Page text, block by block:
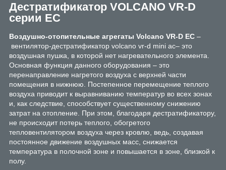
Дестратификатор VOLCANO VR-D
серии EC
Воздушно-отопительные агрегаты Volcano VR-D EC –
вентилятор-дестратификатор volcano vr-d mini ac– это
воздушная пушка, в которой нет нагревательного элемента.
Основная функция данного оборудования – это
перенаправление нагретого воздуха с верхней части
помещения в нижнюю. Постепенное перемещение теплого
воздуха приводит к выравниванию температур во всех зонах
и, как следствие, способствует существенному снижению
затрат на отопление. При этом, благодаря дестратификатору,
не происходит потерь теплого, обогретого
тепловентилятором воздуха через кровлю, ведь, создавая
постоянное движение воздушных масс, снижается
температура в полочной зоне и повышается в зоне, близкой к
полу.